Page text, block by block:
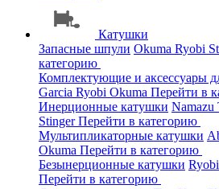
Катушки
Запасные шпули Okuma Ryobi
категорию
Комплектующие и аксессуары
Garcia Ryobi Okuma Перейти в
Инерционные катушки Namazu
StingerПерейти в категорию
Мультипликаторные катушки
Okuma Перейти в категорию
Безынерционные катушки Ryobi
Перейти в категорию